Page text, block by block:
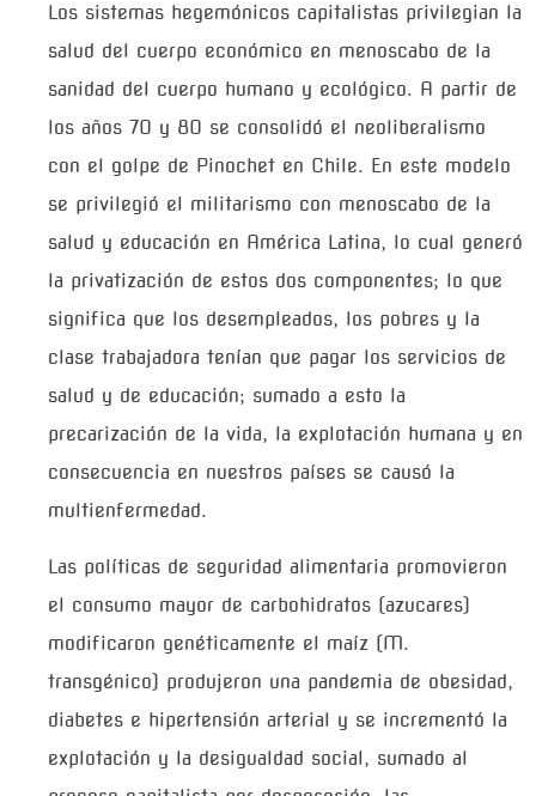
Los sistemas hegemónicos capitalistas privilegian la
salud del cuerpo económico en menoscabo de la
sanidad del cuerpo humano y ecológico. A partir de
los años 70 y 80 se consolidó el neoliberalismo
con el golpe de Pinochet en Chile. En este modelo
se privilegió el militarismo con menoscabo de la
salud y educación en América Latina, lo cual generó
la privatización de estos dos componentes; lo que
significa que los desempleados, los pobres y la
clase trabajadora tenían que pagar los servicios de
salud y de educación; sumado a esto la
precarización de la vida, la explotación humana y en
consecuencia en nuestros países se causó la
multienfermedad.
Las políticas de seguridad alimentaria promovieron
el consumo mayor de carbohidratos (azucares)
modificaron genéticamente el maíz (M.
transgénico) produjeron una pandemia de obesidad,
diabetes e hipertensión arterial y se incrementó la
explotación y la desigualdad social, sumado al